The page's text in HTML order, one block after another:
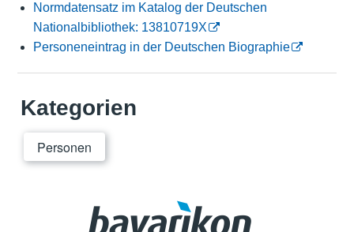
Normdatensatz im Katalog der Deutschen
Nationalbibliothek: 13810719X
Personeneintrag in der Deutschen Biographie
Kategorien
Personen